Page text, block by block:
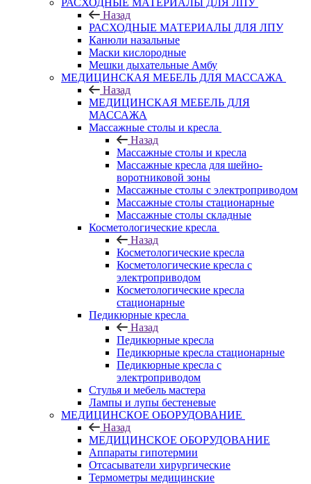
Назад
РАСХОДНЫЕ МАТЕРИАЛЫ ДЛЯ ЛПУ
Канюли назальные
Маски кислородные
Мешки дыхательные Амбу
МЕДИЦИНСКАЯ МЕБЕЛЬ ДЛЯ МАССАЖА
Назад
МЕДИЦИНСКАЯ МЕБЕЛЬ ДЛЯ
МАССАЖА
Массажные столы и кресла
Назад
Массажные столы и кресла
Массажные кресла для шейно-
воротниковой зоны
Массажные столы с электроприводом
Массажные столы стационарные
Массажные столы складные
Косметологические кресла
Назад
Косметологические кресла
Косметологические кресла с
электроприводом
Косметологические кресла
стационарные
Педикюрные кресла
Назад
Педикюрные кресла
Педикюрные кресла стационарные
Педикюрные кресла с
электроприводом
Стулья и мебель мастера
Лампы и лупы бестеневые
МЕДИЦИНСКОЕ ОБОРУДОВАНИЕ
Назад
МЕДИЦИНСКОЕ ОБОРУДОВАНИЕ
Аппараты гипотермии
Отсасыватели хирургические
Термометры медицинские